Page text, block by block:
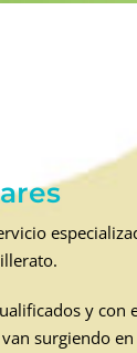
y con
surgiendo